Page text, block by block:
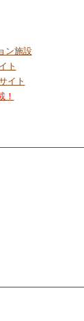
ン施設
ト
イト
！